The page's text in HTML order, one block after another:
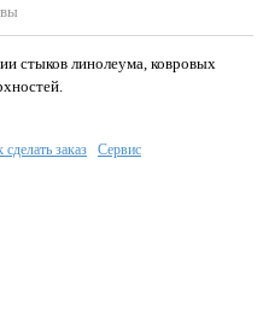
стыков линолеума, ковровых
сделать заказ Сервис